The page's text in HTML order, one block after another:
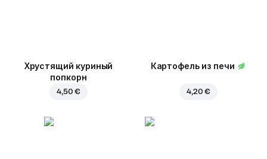
Хрустящий куриный
попкорн
4,50 €
Картофель из печи
4,20 €